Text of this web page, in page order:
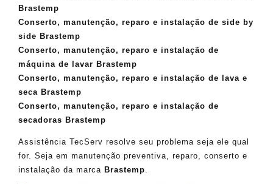
Brastemp
Conserto, manutenção, reparo e instalação de side by
side Brastemp
Conserto, manutenção, reparo e instalação de
máquina de lavar Brastemp
Conserto, manutenção, reparo e instalação de lava e
seca Brastemp
Conserto, manutenção, reparo e instalação de
secadoras Brastemp
Assistência TecServ resolve seu problema seja ele qual
for. Seja em manutenção preventiva, reparo, conserto e
instalação da marca Brastemp